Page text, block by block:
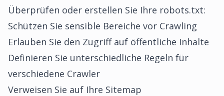
Überprüfen oder erstellen Sie Ihre robots.txt:
Schützen Sie sensible Bereiche vor Crawling
Erlauben Sie den Zugriff auf öffentliche Inhalte
Definieren Sie unterschiedliche Regeln für
verschiedene Crawler
Verweisen Sie auf Ihre Sitemap